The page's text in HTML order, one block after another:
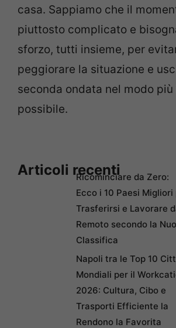
casa. Sappiamo che il
piuttosto complicato e
sforzo, tutti insieme, per
peggiorare la situazione e
seconda ondata nel modo
possibile.
Articoli recentiRicominciare da Zero:
Ecco i 10 Paesi Migliori
Trasferirsi e Lavorare
Remoto secondo la
Classifica
Napoli tra le Top 10
Mondiali per il
2026: Cultura, Cibo e
Trasporti Efficiente la
Rendono la Favorita